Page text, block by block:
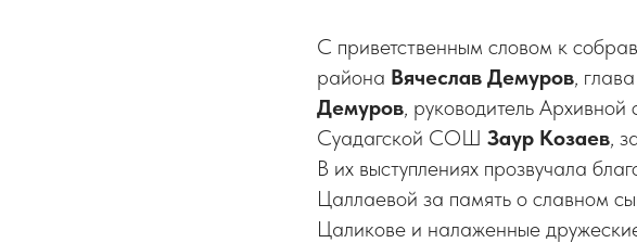
С приветственным словом к
района Вячеслав Демуров,
Демуров, руководитель
Суадагской СОШ Заур Козаев,
В их выступлениях прозвучала
Цаллаевой за память о славном
Цаликове и налаженные